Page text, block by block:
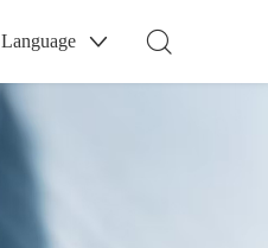
Language